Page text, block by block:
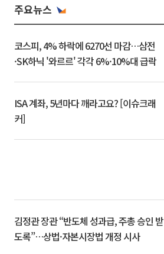
주요뉴스
코스피, 4% 하락에 6270선 마감…삼전
·SK하닉 '와르르' 각각 6%·10%대 급락
ISA 계좌, 5년마다 깨라고요? [이슈크래
커]
김정관 장관 “반도체 성과급, 주총 승인 받
도록”…상법·자본시장법 개정 시사